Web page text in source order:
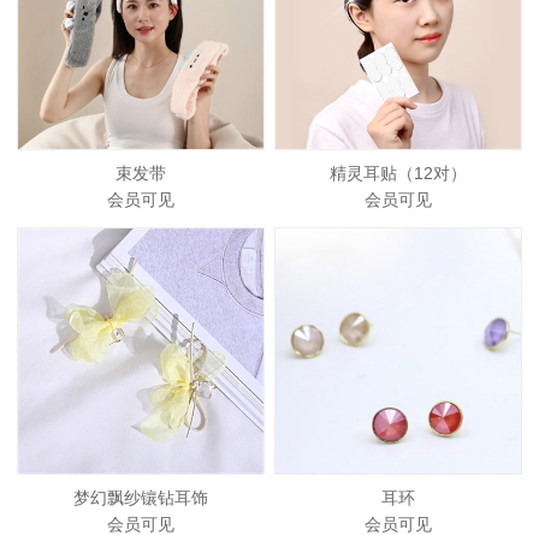
束发带
会员可见
精灵耳贴（12对）
会员可见
梦幻飘纱镶钻耳饰
会员可见
耳环
会员可见